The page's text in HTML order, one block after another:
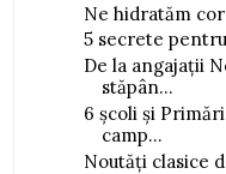
Ne hidratăm
5 secrete
De la angajații
stăpân...
6 școli și
camp...
Noutăți clasice